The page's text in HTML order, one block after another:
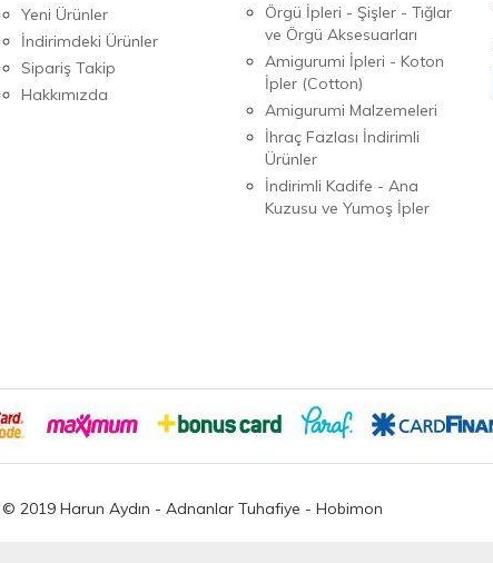
Yeni Ürünler
İndirimdeki Ürünler
Sipariş Takip
Hakkımızda
Örgü İpleri - Şişler - Tığlar
ve Örgü Aksesuarları
Amigurumi İpleri - Koton
İpler (Cotton)
Amigurumi Malzemeleri
İhraç Fazlası İndirimli
Ürünler
İndirimli Kadife - Ana
Kuzusu ve Yumoş İpler
2019 Harun Aydın - Adnanlar Tuhafiye - Hobimon